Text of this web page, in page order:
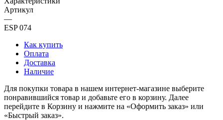
Артикул
—
ESP 074
Как купить
Оплата
Доставка
Наличие
Для покупки товара в нашем интернет-магазине выберите
понравившийся товар и добавьте его в корзину. Далее
перейдите в Корзину и нажмите на «Оформить заказ» или
«Быстрый заказ».